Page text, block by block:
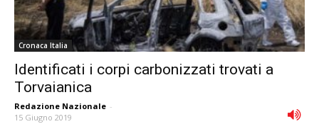
Cronaca Italia
Identificati i corpi carbonizzati trovati a
Torvaianica
Redazione Nazionale -
15 Giugno 2019